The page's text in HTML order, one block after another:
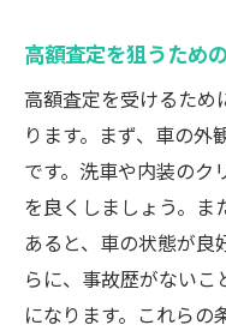
ネット査定
成功事例
高額査定を狙
神奈川で
自動車買
ネット査
複数業者
高額査定を狙うため
高額査定を受けるため
ります。まず、車の外
です。洗車や内装のク
を良くしましょう。
あると、車の状態が良
らに、事故歴がない
になります。これらの